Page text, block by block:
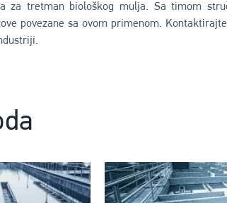
za tretman biološkog mulja. Sa timom
povezane sa ovom primenom.